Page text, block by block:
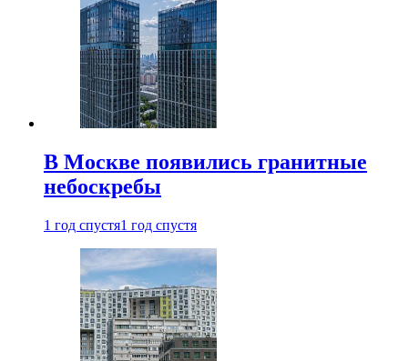
В Москве появились гранитные
небоскребы
1 год спустя1 год спустя